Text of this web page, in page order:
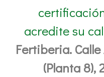
acredite su
Fertiberia.
(Planta 8),